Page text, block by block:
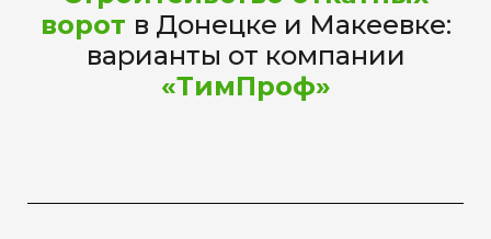
ворот в Донецке и Макеевке:
варианты от компании
«ТимПроф»